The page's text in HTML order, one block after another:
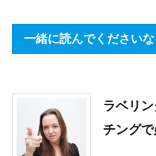
一緒に読んでくださいな
ラベリ
チング